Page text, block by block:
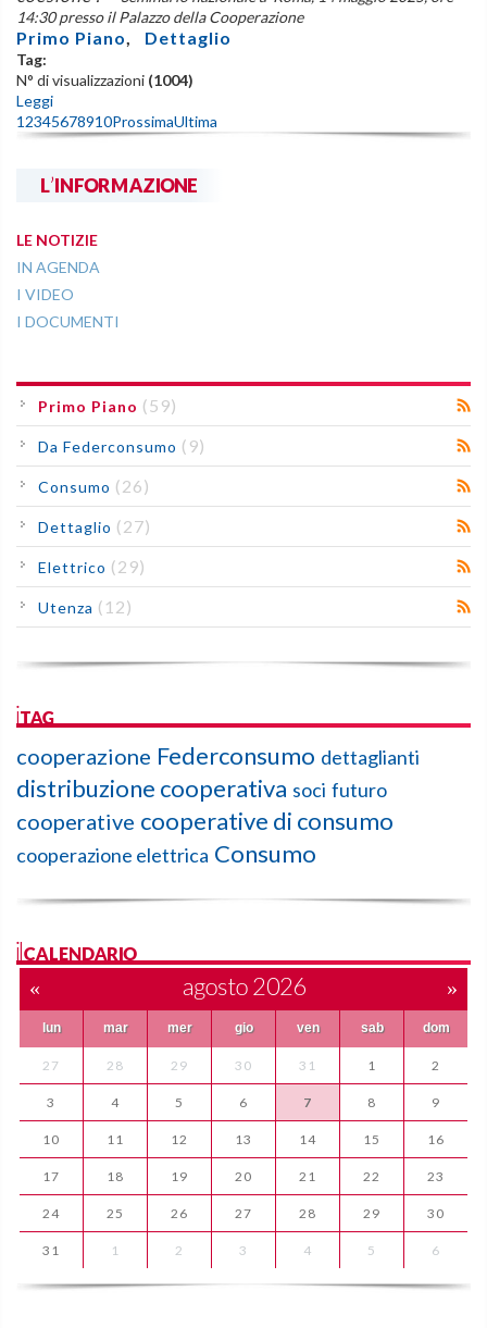
14:30 presso il Palazzo della Cooperazione
Primo Piano, Dettaglio
Tag:
N° di visualizzazioni (1004)
Leggi
1 2345678910ProssimaUltima
L'INFORMAZIONE
LE NOTIZIE
IN AGENDA
I VIDEO
I DOCUMENTI
Primo Piano (59)
Da Federconsumo (9)
Consumo (26)
Dettaglio (27)
Elettrico (29)
Utenza (12)
iTAG
cooperazione Federconsumo dettaglianti
distribuzione cooperativa soci futuro
cooperative cooperative di consumo
cooperazione elettrica Consumo
ilCALENDARIO
« agosto 2026 »
lun mar mer gio ven sab dom
27 28 29 30 31 1 2
3 4 5 6 7 8 9
10 11 12 13 14 15 16
17 18 19 20 21 22 23
24 25 26 27 28 29 30
31 1 2 3 4 5 6